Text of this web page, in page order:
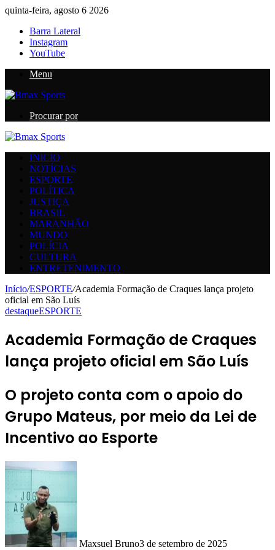
quinta-feira, agosto 6 2026
Barra Lateral
Instagram
YouTube
Menu
Procurar por
INICIO
NOTÍCIAS
ESPORTE
POLÍTICA
JUSTIÇA
BRASIL
MARANHÃO
MUNDO
POLÍCIA
CULTURA
ENTRETENIMENTO
Início/ESPORTE/Academia Formação de Craques lança projeto
oficial em São Luís
destaqueESPORTE
Academia Formação de Craques
lança projeto oficial em São Luís
O projeto conta com o apoio do
Grupo Mateus, por meio da Lei de
Incentivo ao Esporte
Maxsuel Bruno3 de setembro de 2025